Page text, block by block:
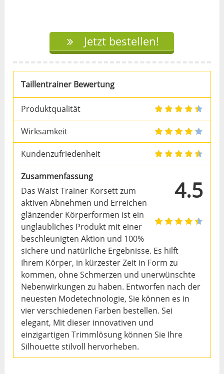
Jetzt bestellen!
Taillentrainer Bewertung
Produktqualität
Wirksamkeit
Kundenzufriedenheit
4.5
Zusammenfassung
Das Waist Trainer Korsett zum
aktiven Abnehmen und Erreichen
glänzender Körperformen ist ein
unglaubliches Produkt mit einer
beschleunigten Aktion und 100%
sichere und natürliche Ergebnisse. Es hilft
Ihrem Körper, in kürzester Zeit in Form zu
kommen, ohne Schmerzen und unerwünschte
Nebenwirkungen zu haben. Entworfen nach der
neuesten Modetechnologie, Sie können es in
vier verschiedenen Farben bestellen. Sei
elegant, Mit dieser innovativen und
einzigartigen Trimmlösung können Sie Ihre
Silhouette stilvoll hervorheben.